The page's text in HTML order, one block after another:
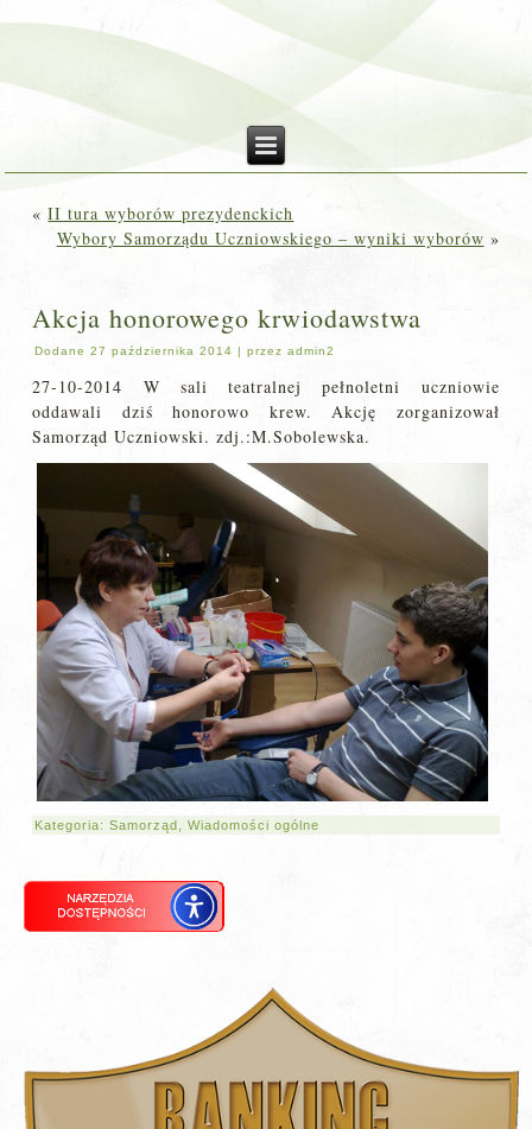
«II tura wyborów prezydenckich
Wybory Samorządu Uczniowskiego – wyniki wyborów »
Akcja honorowego krwiodawstwa
Dodane 27 października 2014 |przez admin2
27-10-2014 W sali teatralnej pełnoletni uczniowie
oddawali dziś honorowo krew. Akcję zorganizował
Samorząd Uczniowski. zdj.:M.Sobolewska.
Kategoria:Samorząd ,Wiadomości ogólne